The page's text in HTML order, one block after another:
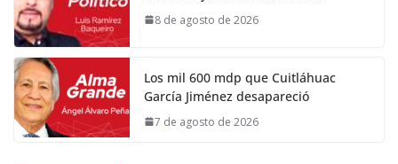
8 de agosto de 2026
Los mil 600 mdp que Cuitláhuac
García Jiménez desapareció
7 de agosto de 2026